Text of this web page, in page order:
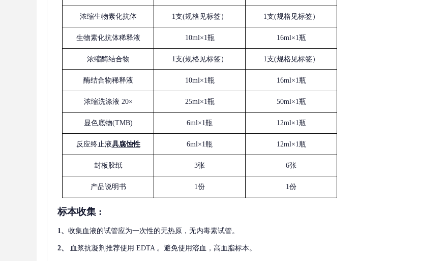
浓缩生物素化抗体 1支(规格见标签） 1支(规格见标签）
生物素化抗体稀释液 10ml×1瓶 16ml×1瓶
浓缩酶结合物 1支(规格见标签） 1支(规格见标签）
酶结合物稀释液 10ml×1瓶 16ml×1瓶
浓缩洗涤液 20× 25ml×1瓶 50ml×1瓶
显色底物(TMB) 6ml×1瓶 12ml×1瓶
反应终止液具腐蚀性 6ml×1瓶 12ml×1瓶
封板胶纸 3张 6张
产品说明书 1份 1份
标本收集 :
1、 收集血液的试管应为一次性的无热原，无内毒素试管。
2、 血浆抗凝剂推荐使用 EDTA 。避免使用溶血，高血脂标本。